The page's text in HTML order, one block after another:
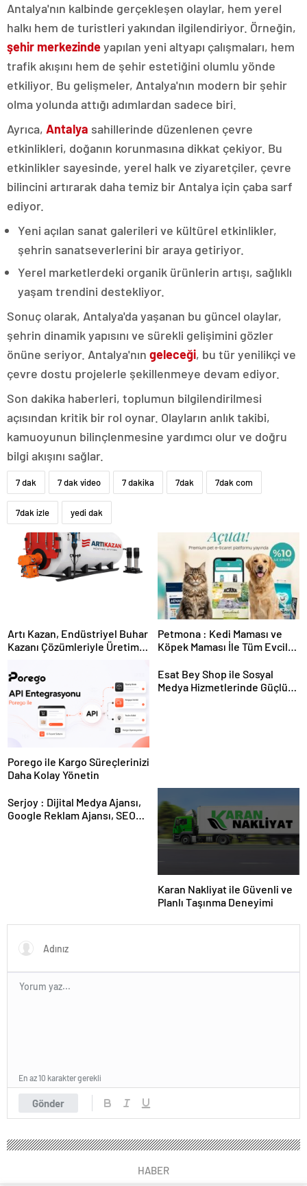
Antalya'nın kalbinde gerçekleşen olaylar, hem yerel
halkı hem de turistleri yakından ilgilendiriyor. Örneğin,
şehir merkezindeyapılan yeni altyapı çalışmaları, hem
trafik akışını hem de şehir estetiğini olumlu yönde
etkiliyor. Bu gelişmeler, Antalya'nın modern bir şehir
olma yolunda attığı adımlardan sadece biri.
Ayrıca, Antalya sahillerinde düzenlenen çevre
etkinlikleri, doğanın korunmasına dikkat çekiyor. Bu
etkinlikler sayesinde, yerel halk ve ziyaretçiler, çevre
bilincini artırarak daha temiz bir Antalya için çaba sarf
ediyor.
Yeni açılan sanat galerileri ve kültürel etkinlikler,
şehrin sanatseverlerini bir araya getiriyor.
Yerel marketlerdeki organik ürünlerin artışı, sağlıklı
yaşam trendini destekliyor.
Sonuç olarak, Antalya'da yaşanan bu güncel olaylar,
şehrin dinamik yapısını ve sürekli gelişimini gözler
önüne seriyor. Antalya'nın geleceği, bu tür yenilikçi ve
çevre dostu projelerle şekillenmeye devam ediyor.
Son dakika haberleri, toplumun bilgilendirilmesi
açısından kritik bir rol oynar. Olayların anlık takibi,
kamuoyunun bilinçlenmesine yardımcı olur ve doğru
bilgi akışını sağlar.
7 dak 7 dak video 7 dakika 7dak 7dak com
7dak izle yedi dak
Artı Kazan, Endüstriyel Buhar
Kazanı Çözümleriyle Üretim
Sunuyor
Petmona : Kedi Maması ve
Köpek Maması İle Tüm Evcil
Porego ile Kargo Süreçlerinizi
Daha Kolay Yönetin
Esat Bey Shop ile Sosyal
Medya Hizmetlerinde Güçlü
Serjoy : Dijital Medya Ajansı,
Google Reklam Ajansı, SEO
Karan Nakliyat ile Güvenli ve
Planlı Taşınma Deneyimi
Gönder
En az 10 karakter gerekli
HABER